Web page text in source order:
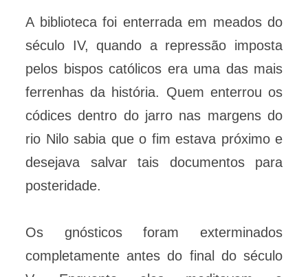
A biblioteca foi enterrada em meados do
século IV, quando a repressão imposta
pelos bispos católicos era uma das mais
ferrenhas da história. Quem enterrou os
códices dentro do jarro nas margens do
rio Nilo sabia que o fim estava próximo e
desejava salvar tais documentos para
posteridade.
Os gnósticos foram exterminados
completamente antes do final do século